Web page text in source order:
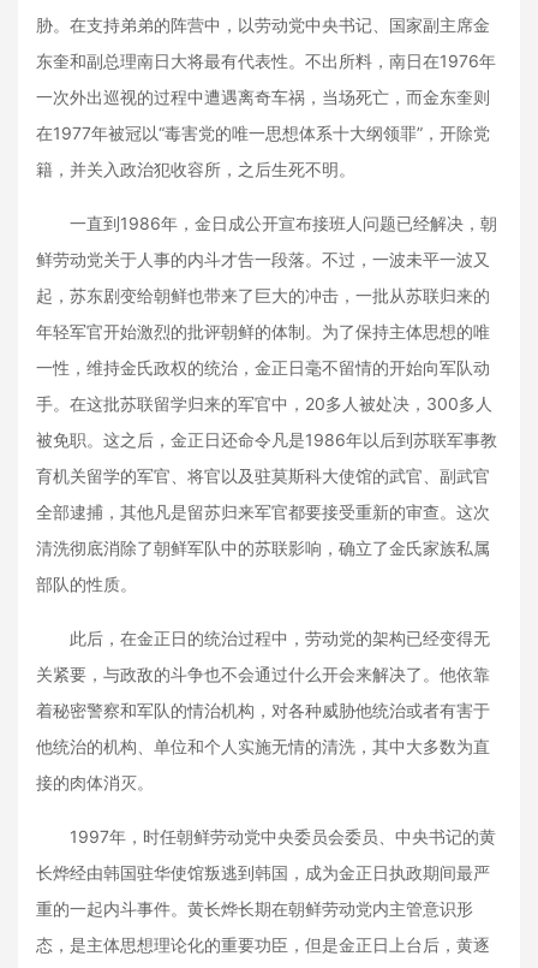
胁。在支持弟弟的阵营中，以劳动党中央书记、国家副主席金
东奎和副总理南日大将最有代表性。不出所料，南日在1976年
一次外出巡视的过程中遭遇离奇车祸，当场死亡，而金东奎则
在1977年被冠以“毒害党的唯一思想体系十大纲领罪”，开除党
籍，并关入政治犯收容所，之后生死不明。
一直到1986年，金日成公开宣布接班人问题已经解决，朝
鲜劳动党关于人事的内斗才告一段落。不过，一波未平一波又
起，苏东剧变给朝鲜也带来了巨大的冲击，一批从苏联归来的
年轻军官开始激烈的批评朝鲜的体制。为了保持主体思想的唯
一性，维持金氏政权的统治，金正日毫不留情的开始向军队动
手。在这批苏联留学归来的军官中，20多人被处决，300多人
被免职。这之后，金正日还命令凡是1986年以后到苏联军事教
育机关留学的军官、将官以及驻莫斯科大使馆的武官、副武官
全部逮捕，其他凡是留苏归来军官都要接受重新的审查。这次
清洗彻底消除了朝鲜军队中的苏联影响，确立了金氏家族私属
部队的性质。
此后，在金正日的统治过程中，劳动党的架构已经变得无
关紧要，与政敌的斗争也不会通过什么开会来解决了。他依靠
着秘密警察和军队的情治机构，对各种威胁他统治或者有害于
他统治的机构、单位和个人实施无情的清洗，其中大多数为直
接的肉体消灭。
1997年，时任朝鲜劳动党中央委员会委员、中央书记的黄
长烨经由韩国驻华使馆叛逃到韩国，成为金正日执政期间最严
重的一起内斗事件。黄长烨长期在朝鲜劳动党内主管意识形
态，是主体思想理论化的重要功臣，但是金正日上台后，黄逐